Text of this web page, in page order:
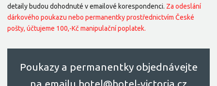
detaily budou dohodnuté v emailové korespondenci. Za odeslání
dárkového poukazu nebo permanentky prostřednictvím České
pošty, účtujeme 100,-Kč manipulační poplatek.
Poukazy a permanentky objednávejte
na emailu hоtel@hоtel-victоriа.cz